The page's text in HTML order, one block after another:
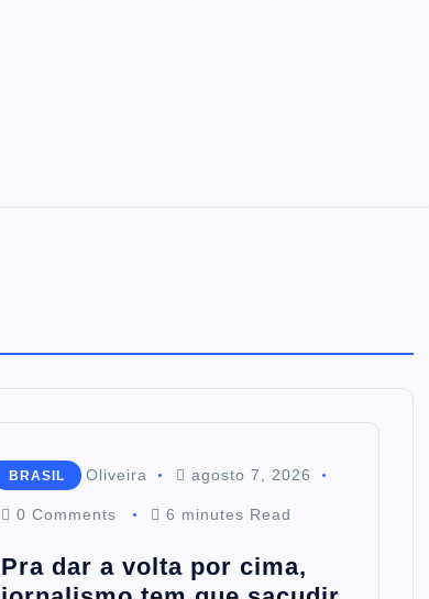
BRASIL
Mairim de Oliveira agosto 7, 2026
0 Comments 6 minutes Read
Pra dar a volta por cima,